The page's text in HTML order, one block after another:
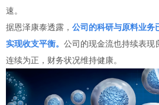
速。
据恩泽康泰透露， 公司的科研与原料业务
实现收支平衡。 公司的现金流也持续表现
连续为正，财务状况维持健康。